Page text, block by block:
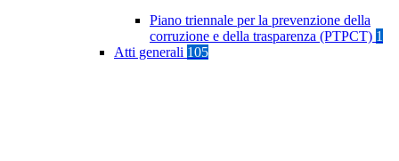
Piano triennale per la prevenzione della
corruzione e della trasparenza (PTPCT) 1
Atti generali 105